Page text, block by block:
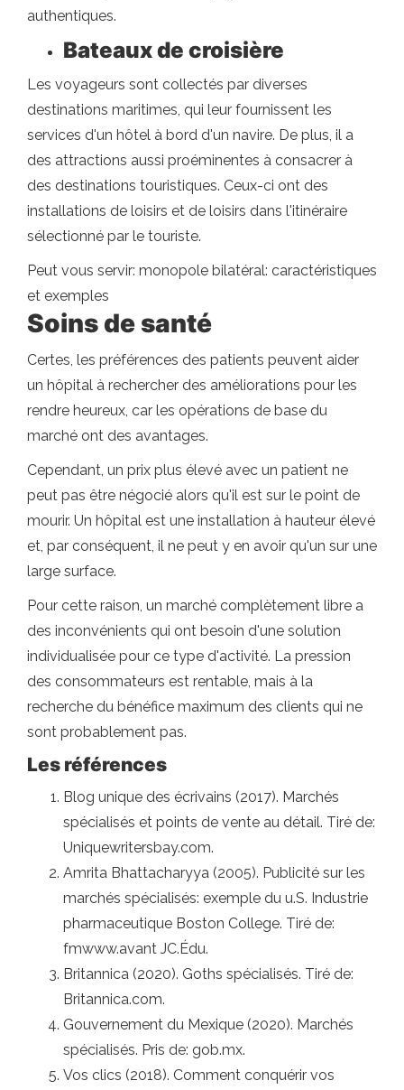
authentiques.
Bateaux de croisière
Les voyageurs sont collectés par diverses
destinations maritimes, qui leur fournissent les
services d'un hôtel à bord d'un navire. De plus, il a
des attractions aussi proéminentes à consacrer à
des destinations touristiques. Ceux-ci ont des
installations de loisirs et de loisirs dans l'itinéraire
sélectionné par le touriste.
Peut vous servir: monopole bilatéral: caractéristiques
et exemples
Soins de santé
Certes, les préférences des patients peuvent aider
un hôpital à rechercher des améliorations pour les
rendre heureux, car les opérations de base du
marché ont des avantages.
Cependant, un prix plus élevé avec un patient ne
peut pas être négocié alors qu'il est sur le point de
mourir. Un hôpital est une installation à hauteur élevé
et, par conséquent, il ne peut y en avoir qu'un sur une
large surface.
Pour cette raison, un marché complètement libre a
des inconvénients qui ont besoin d'une solution
individualisée pour ce type d'activité. La pression
des consommateurs est rentable, mais à la
recherche du bénéfice maximum des clients qui ne
sont probablement pas.
Les références
Blog unique des écrivains (2017). Marchés
spécialisés et points de vente au détail. Tiré de:
Uniquewritersbay.com.
Amrita Bhattacharyya (2005). Publicité sur les
marchés spécialisés: exemple du u.S. Industrie
pharmaceutique Boston College. Tiré de:
fmwww.avant JC.Édu.
Britannica (2020). Goths spécialisés. Tiré de:
Britannica.com.
Gouvernement du Mexique (2020). Marchés
spécialisés. Pris de: gob.mx.
Vos clics (2018). Comment conquérir vos